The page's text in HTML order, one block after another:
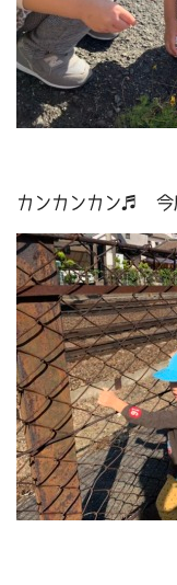
カンカンカン♬ 今